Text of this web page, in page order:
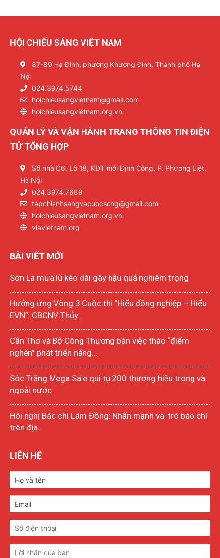
HỘI CHIẾU SÁNG VIỆT NAM
87-89 Hạ Đình, phường Khương Đình, Thành phố Hà
Nội
024.3974.5744
hoichieusangvietnam@gmail.com
hoichieusangvietnam.org.vn
QUẢN LÝ VÀ VẬN HÀNH TRANG THÔNG TIN ĐIỆN
TỬ TỔNG HỢP
Số nhà C6, Lô 18, KĐT mới Định Công, P. Phương Liệt,
Hà Nội
024.3974.7689
tapchianhsangvacuocsong@gmail.com
hoichieusangvietnam.org.vn
vlavietnam.org
BÀI VIẾT MỚI
Sơn La mưa lũ kéo dài gây hậu quả nghiêm trọng
Hưởng ứng Vòng 3 Cuộc thi “Hiểu đồng nghiệp – Hiểu
EVN”: CBCNV Thủy...
Cần Thơ và Bộ Công Thương bàn việc tháo “điểm
nghẽn” phát triển năng...
Sóc Trăng Mega Sale qui tụ 200 thương hiệu trong và
ngoài nước
Hôi nghị Báo chí Lâm Đồng: Nhấn mạnh vai trò báo chí
trên địa...
LIÊN HỆ